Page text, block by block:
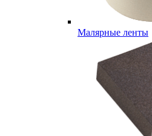
Малярные ленты